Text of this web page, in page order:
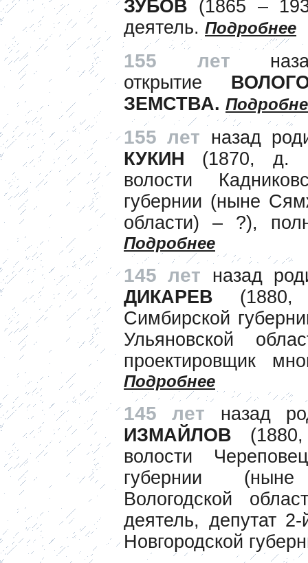
ЗУБОВ (1865 –
деятель. Подробнее
155 лет
открытие
ЗЕМСТВА.
155 лет назад
КУКИН (1870, д.
волости
губернии (ныне
области) – ?),
Подробнее
145 лет назад
ДИКАРЕВ (1880,
Симбирской
Ульяновской
проектировщик
Подробнее
145 лет назад
ИЗМАЙЛОВ
волости
губернии
Вологодской
деятель, депутат
Новгородской